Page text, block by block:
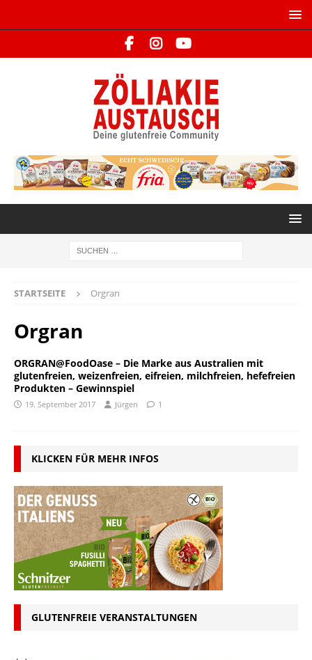
STARTSEITE Orgran
Orgran
ORGRAN@FoodOase – Die Marke aus Australien mit
glutenfreien, weizenfreien, eifreien, milchfreien, hefefreien
Produkten – Gewinnspiel
19. September 2017 Jürgen 1
KLICKEN FÜR MEHR INFOS
GLUTENFREIE VERANSTALTUNGEN